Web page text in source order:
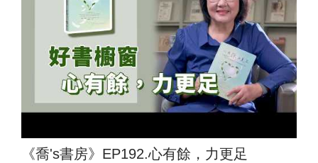
《喬's書房》EP192.心有餘，力更足